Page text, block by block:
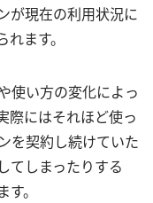
が現在の利用状況に
ます。
使い方の変化によっ
際にはそれほど使っ
を契約し続けていた
てしまったりする
。